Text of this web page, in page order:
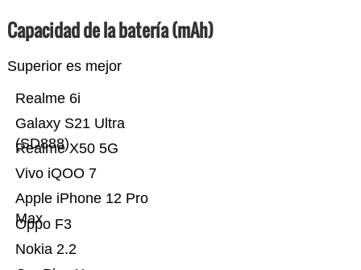
Capacidad de la batería (mAh)
Superior es mejor
Nokia 2.2
Oppo F3
Apple iPhone 12 Pro
Max
Vivo iQOO 7
Realme X50 5G
Galaxy S21 Ultra
(SD888)
Realme 6i